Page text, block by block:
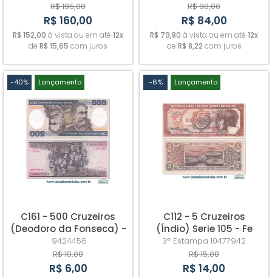
R$ 195,00
R$ 160,00
R$ 152,00 à vista ou em até 12x
de R$ 15,65 com juros
R$ 98,00
R$ 84,00
R$ 79,80 à vista ou em até 12x
de R$ 8,22 com juros
-40% Lançamento
C161 - 500 Cruzeiros
(Deodoro da Fonseca) -
Fe - leve amarelado do
tempo
9424456
R$ 10,00
R$ 6,00
-6% Lançamento
C112 - 5 Cruzeiros
(Índio) Serie 105 - Fe
3ª Estampa 10477942
R$ 15,00
R$ 14,00